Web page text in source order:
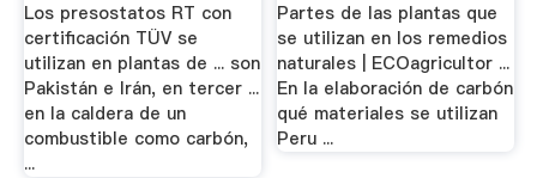
Los presostatos RT con
certificación TÜV se
utilizan en plantas de ... son
Pakistán e Irán, en tercer ...
en la caldera de un
combustible como carbón,
...
Partes de las plantas que
se utilizan en los remedios
naturales | ECOagricultor ...
En la elaboración de carbón
qué materiales se utilizan
Peru ...